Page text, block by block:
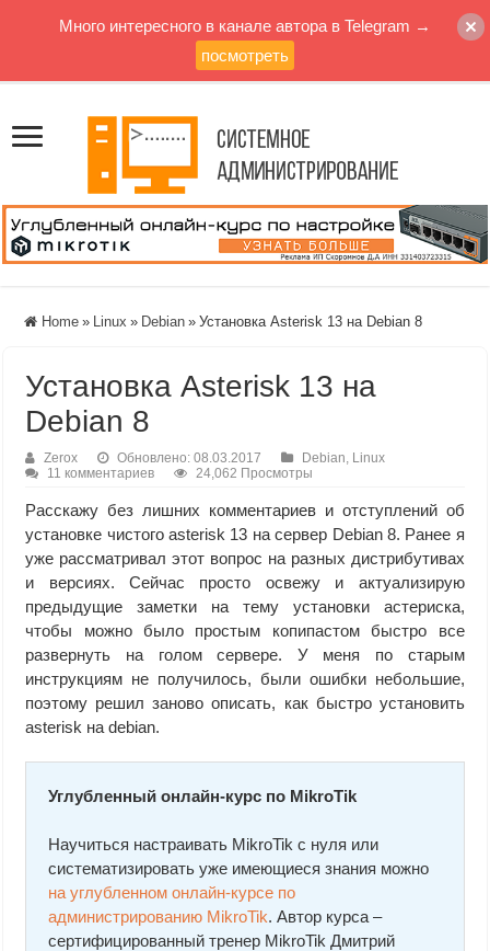
Home » Linux » Debian » Установка Asterisk 13 на Debian 8
Установка Asterisk 13 на
Debian 8
Zerox Обновлено: 08.03.2017 Debian, Linux
11 комментариев
24,062 Просмотры
Расскажу без лишних комментариев и отступлений об
установке чистого asterisk 13 на сервер Debian 8. Ранее я
уже рассматривал этот вопрос на разных дистрибутивах
и версиях. Сейчас просто освежу и актуализирую
предыдущие заметки на тему установки астериска,
чтобы можно было простым копипастом быстро все
развернуть на голом сервере. У меня по старым
инструкциям не получилось, были ошибки небольшие,
поэтому решил заново описать, как быстро установить
asterisk на debian.
Углубленный онлайн-курс по MikroTik
Научиться настраивать MikroTik с нуля или
систематизировать уже имеющиеся знания можно
на углубленном онлайн-курcе по
администрированию MikroTik. Автор курcа –
сертифицированный тренер MikroTik Дмитрий
Много интересного в канале автора в Telegram →
посмотреть